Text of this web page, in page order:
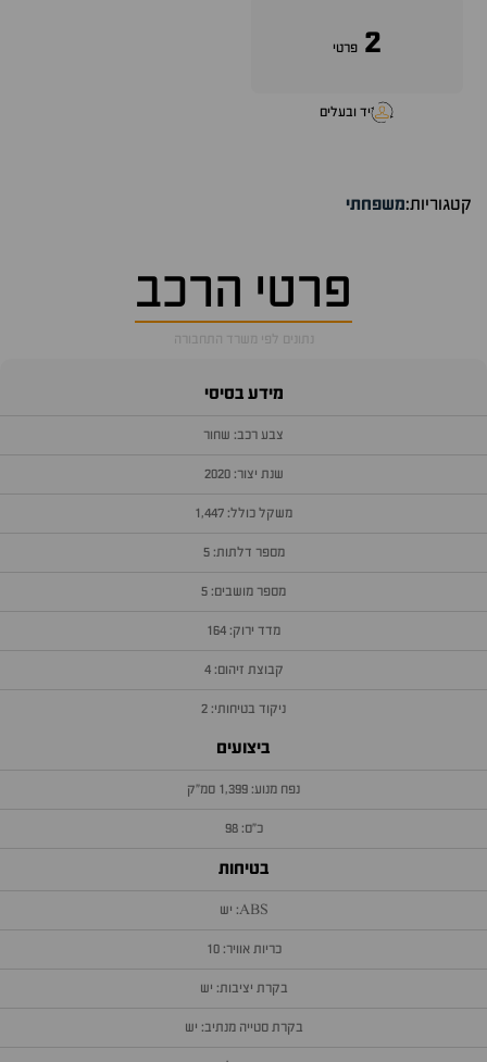
2 פרטי
יד ובעלים
קטגוריות:משפחתי
פרטי הרכב
נתונים לפי משרד התחבורה
מידע בסיסי
צבע רכב: שחור
שנת יצור: 2020
משקל כולל: 1,447
מספר דלתות: 5
מספר מושבים: 5
מדד ירוק: 164
קבוצת זיהום: 4
ניקוד בטיחותי: 2
ביצועים
נפח מנוע: 1,399 סמ״ק
כ״ס: 98
בטיחות
ABS: יש
כריות אוויר: 10
בקרת יציבות: יש
בקרת סטייה מנתיב: יש